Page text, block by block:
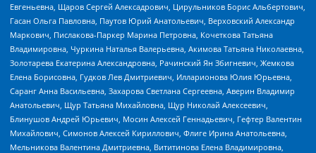
Евгеньевна, Щаров Сергей Алексадрович, Цирульников Борис Альбертович,
Гасан Ольга Павловна, Паутов Юрий Анатольевич, Верховский Александр
Маркович, Пислакова-Паркер Марина Петровна, Кочеткова Татьяна
Владимировна, Чуркина Наталья Валерьевна, Акимова Татьяна Николаевна,
Золотарева Екатерина Александровна, Рачинский Ян Збигневич, Жемкова
Елена Борисовна, Гудков Лев Дмитриевич, Илларионова Юлия Юрьевна,
Саранг Анна Васильевна, Захарова Светлана Сергеевна, Аверин Владимир
Анатольевич, Щур Татьяна Михайловна, Щур Николай Алексеевич,
Блинушов Андрей Юрьевич, Мосин Алексей Геннадьевич, Гефтер Валентин
Михайлович, Симонов Алексей Кириллович, Флиге Ирина Анатольевна,
Мельникова Валентина Дмитриевна, Вититинова Елена Владимировна,